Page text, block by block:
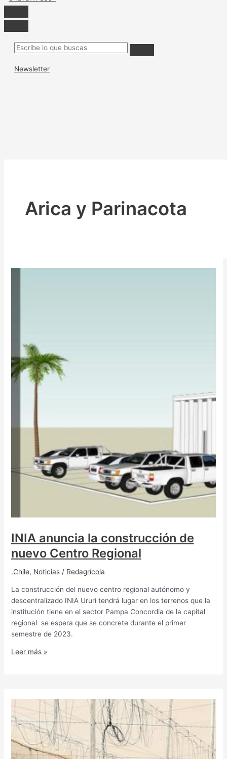
Newsletter
Arica y Parinacota
INIA anuncia la construcción de
nuevo Centro Regional
.Chile, Noticias/ Redagrícola
La construcción del nuevo centro regional autónomo y
descentralizado INIA Ururi tendrá lugar en los terrenos que la
institución tiene en el sector Pampa Concordia de la capital
regional se espera que se concrete durante el primer
semestre de 2023.
Leer más »